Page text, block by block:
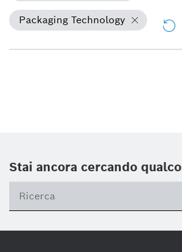
Packaging Technology
Stai ancora cercando